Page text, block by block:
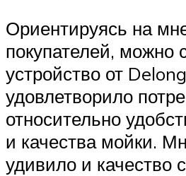
Ориентируясь на
покупателей, можно
устройство от
удовлетворило
относительно
и качества мойки.
удивило и качество